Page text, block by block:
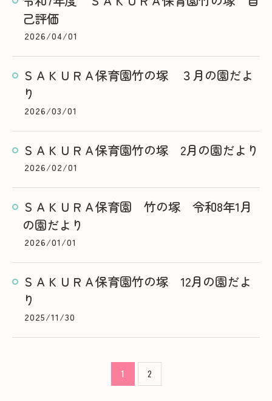
己評価
2026/04/01
ＳＡＫＵＲＡ保育園竹の塚 ３月の園だよ
り
2026/03/01
ＳＡＫＵＲＡ保育園竹の塚 2月の園だより
2026/02/01
ＳＡＫＵＲＡ保育園 竹の塚 令和8年1月
の園だより
2026/01/01
ＳＡＫＵＲＡ保育園竹の塚 12月の園だよ
り
2025/11/30
1 2